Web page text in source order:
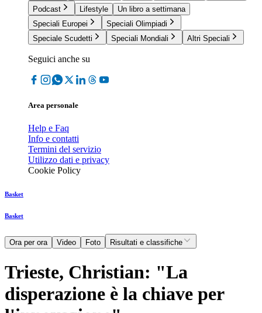
Podcast
Lifestyle
Un libro a settimana
Speciali Europei
Speciali Olimpiadi
Speciale Scudetti
Speciali Mondiali Altri Speciali
Seguici anche su
Area personale
Help e Faq
Info e contatti
Termini del servizio
Utilizzo dati e privacy
Cookie Policy
Basket
Basket
Ora per ora Video Foto Risultati e classifiche
Trieste, Christian: "La
disperazione è la chiave per